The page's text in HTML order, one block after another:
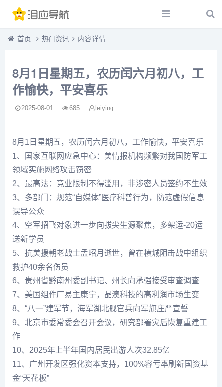
首页 热门资讯 内容详情
8月1日星期五，农历闰六月初八，工
作愉快，平安喜乐
2025-08-01 685 leiying
8月1日星期五，农历闰六月初八，工作愉快，平安喜乐
1、国家互联网应急中心：美情报机构频繁对我国防军工
领域实施网络攻击窃密
2、最高法：竞业限制不得滥用，非涉密人员签约不生效
3、多部门：规范“自媒体”医疗科普行为，防范虚假信息
误导公众
4、空军招飞对象进一步向拔尖生源聚焦，多架运-20运
送新学员
5、抗美援朝老战士孟昭月逝世，曾在横城阻击战中组织
救护40余名伤员
6、贵州省黔南州委副书记、州长向承强接受审查调查
7、美国组件厂易主康宁，晶澳科技的高利润市场生变
8、“八一”建军节，海军湖北舰官兵向军旗庄严宣誓
9、北京市委常委会召开会议，研究部署灾后恢复重建工
作
10、2025年上半年国内居民出游人次32.85亿
11、广州开发区强化资本支持，100%容亏率刷新国资基
金“天花板”